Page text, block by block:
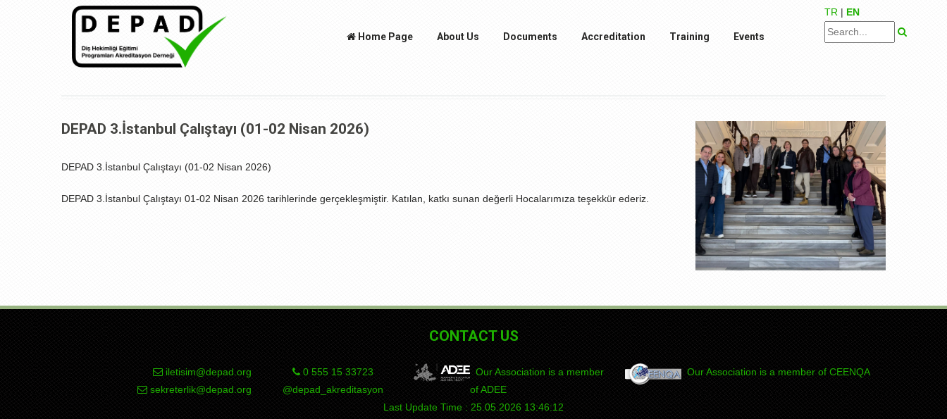
Home Page About Us Documents Accreditation Training Events
TR | EN
DEPAD 3.İstanbul Çalıştayı (01-02 Nisan 2026)
DEPAD 3.İstanbul Çalıştayı (01-02 Nisan 2026)
DEPAD 3.İstanbul Çalıştayı 01-02 Nisan 2026 tarihlerinde gerçekleşmiştir. Katılan, katkı sunan değerli Hocalarımıza teşekkür ederiz.
CONTACT US
iletisim@depad.org
sekreterlik@depad.org
0 555 15 DEPAD
@depad_akreditasyon
Our Association is a member
of ADEE
Our Association is a member of CEENQA
Last Update Time : 25.05.2026 13:46:12